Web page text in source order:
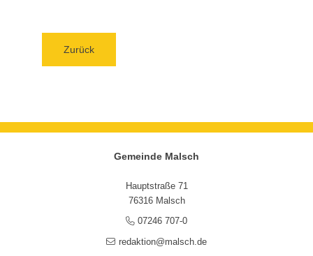
Zurück
Gemeinde Malsch
Hauptstraße 71
76316 Malsch
07246 707-0
redaktion@malsch.de